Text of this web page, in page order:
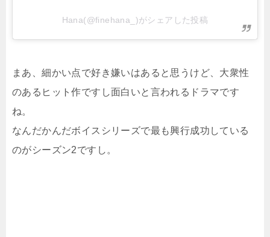
Hana(@finehana_)がシェアした投稿
まあ、細かい点で好き嫌いはあると思うけど、大衆性
のあるヒット作ですし面白いと言われるドラマです
ね。
なんだかんだボイスシリーズで最も興行成功している
のがシーズン2ですし。